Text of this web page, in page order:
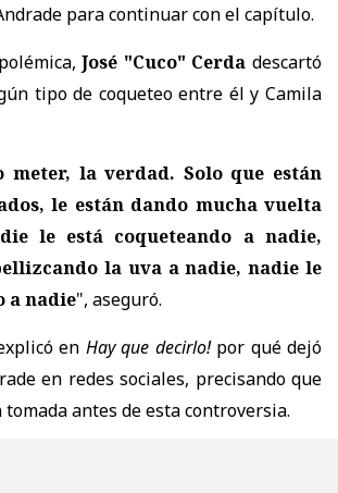
para continuar con el capítulo.
José "Cuco" Cerda descartó
tipo de coqueteo entre él y Camila
meter, la verdad. Solo que están
le están dando mucha vuelta
le está coqueteando a nadie,
la uva a nadie, nadie le
a nadie", aseguró.
en Hay que decirlo!por qué dejó
en redes sociales, precisando que
antes de esta controversia.